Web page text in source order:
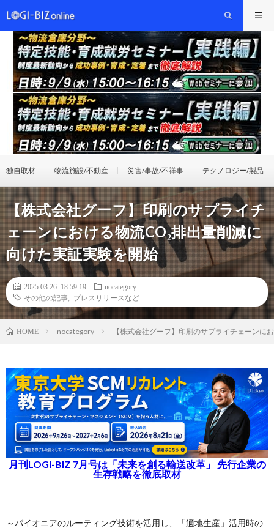
独自取材 物流施設/不動産 災害/事故/不祥事 テクノロジー/製品
【株式会社グーフ】印刷のサプライチ
ェーンにおける物流CO₂排出量削減に
向けた実証実験を開始
2025.03.26 18:59:19
nocategory
その他の記事
プレスリリースなど
HOME nocategory 【株式会社グーフ】印刷のサプライチェーンに
月刊LOGI-BIZ 7月号は「未来を創る輸送改革」 先行企業の
生存戦略を徹底取材
～パイオニアのルーティング技術を活用し、「適地生産」活用時の